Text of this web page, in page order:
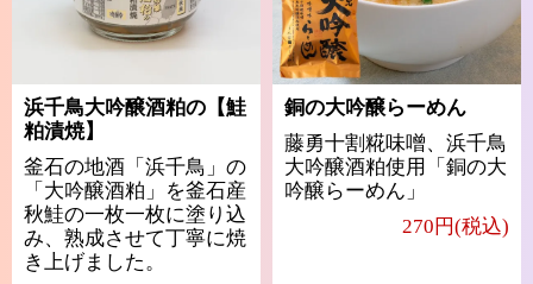
浜千鳥大吟醸酒粕の【鮭
粕漬焼】
釜石の地酒「浜千鳥」の
「大吟醸酒粕」を釜石産
秋鮭の一枚一枚に塗り込
み、熟成させて丁寧に焼
き上げました。
銅の大吟醸らーめん
藤勇十割糀味噌、浜千鳥
大吟醸酒粕使用「銅の大
吟醸らーめん」
270円(税込)